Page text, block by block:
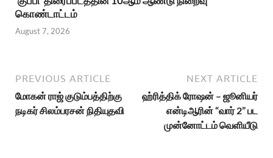
கொண்டாட்டம்
August 7, 2026
PREVIOUS ARTICLE
மோகன் ராஜ் குடும்பத்திற்கு
நடிகர் சிலம்பரசன் நிதியுதவி
NEXT ARTICLE
ஹ்ரித்திக் ரோஷன் – ஜூனியர்
என்டிஆரின் “வார் 2” பட
முன்னோட்டம் வெளியீடு